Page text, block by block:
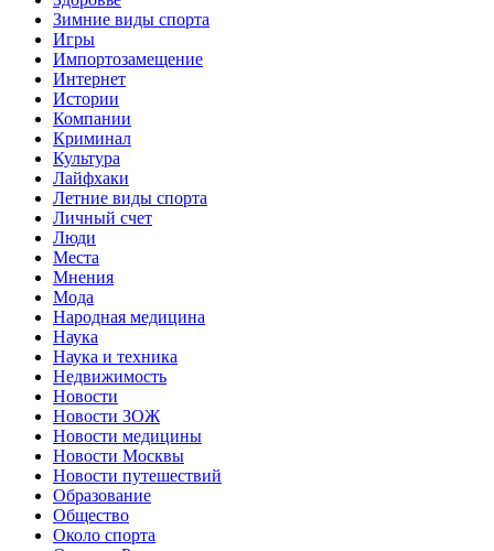
Зимние виды спорта
Игры
Импортозамещение
Интернет
Истории
Компании
Криминал
Культура
Лайфхаки
Летние виды спорта
Личный счет
Люди
Места
Мнения
Мода
Народная медицина
Наука
Наука и техника
Недвижимость
Новости
Новости ЗОЖ
Новости медицины
Новости Москвы
Новости путешествий
Образование
Общество
Около спорта